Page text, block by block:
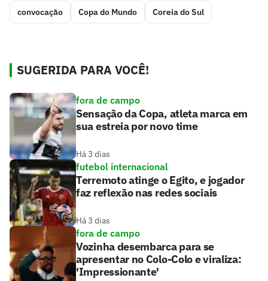
convocação Copa do Mundo Coreia do Sul
SUGERIDA PARA VOCÊ!
fora de campo
Sensação da Copa, atleta marca em
sua estreia por novo time
Há 3 dias
futebol internacional
Terremoto atinge o Egito, e jogador
faz reflexão nas redes sociais
Há 3 dias
fora de campo
Vozinha desembarca para se
apresentar no Colo-Colo e viraliza:
'Impressionante'